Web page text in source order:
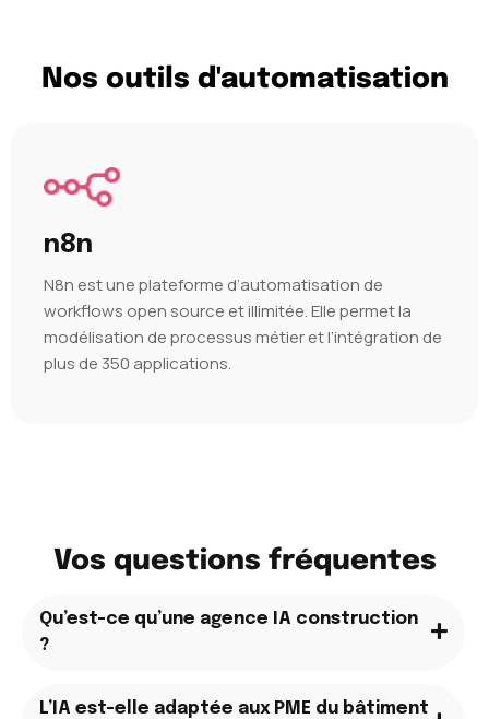
Nos outils d'automatisation
n8n
N8n est une plateforme d’automatisation de
workflows open source et illimitée. Elle permet la
modélisation de processus métier et l’intégration de
plus de 350 applications.
Vos questions fréquentes
Qu’est-ce qu’une agence IA construction
?
L’IA est-elle adaptée aux PME du bâtiment